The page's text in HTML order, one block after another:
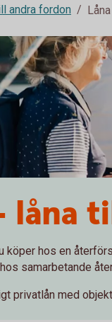
andra fordon
låna
köper hos en
samarbetande
privatlån med